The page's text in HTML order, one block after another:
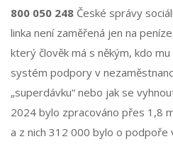
800 050 248 České správy
linka není zaměřená jen na
který člověk má s někým, kdo
systém podpory v
„superdávku“ nebo jak se
2024 bylo zpracováno přes 1,8
a z nich 312 000 bylo o podpoře